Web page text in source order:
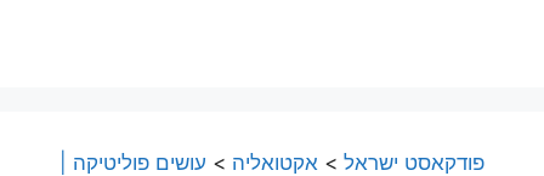
פודקאסט ישראל > אקטואליה > עושים פוליטיקה |